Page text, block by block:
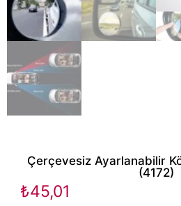
Çerçevesiz Ayarlanabilir
(4172)
₺45,01